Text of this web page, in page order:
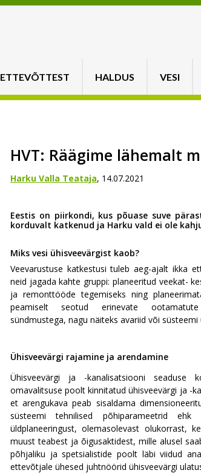
ETTEVÕTTEST HALDUS VESI
HVT: Räägime lähemalt
Harku Valla Teataja, 14.07.2021
Eestis on piirkondi, kus põuase suve
korduvalt katkenud ja Harku vald ei ole
Miks vesi ühisveevärgist kaob?
Veevarustuse katkestusi tuleb aeg-ajalt ikka
neid jagada kahte gruppi: planeeritud veekat-
ja remonttööde tegemiseks ning
peamiselt seotud erinevate
sündmustega, nagu näiteks avariid või süsteemi
Ühisveevärgi rajamine ja arendamine
Ühisveevärgi ja -kanalisatsiooni seaduse
omavalitsuse poolt kinnitatud ühisveevärgi ja -
et arengukava peab sisaldama
süsteemi tehnilised põhiparameetrid
üldplaneeringust, olemasolevast olukorrast,
muust teabest ja õigusaktidest, mille alusel
põhjaliku ja spetsialistide poolt läbi viidud
ettevõtjale ühesed juhtnöörid ühisveevärgi